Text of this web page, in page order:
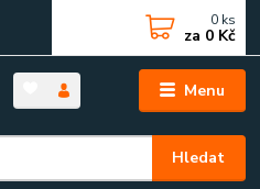
Menu
Hledat
0 ks
za 0 Kč